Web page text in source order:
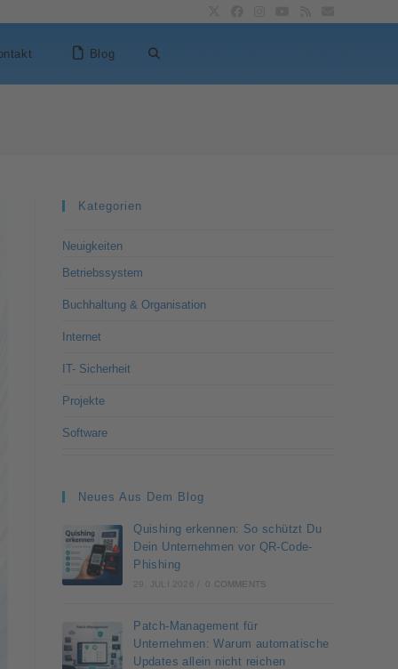
Blog
Kategorien
Neuigkeiten
Betriebssystem
Buchhaltung & Organisation
Internet
IT- Sicherheit
Projekte
Software
Neues Aus Dem Blog
Quishing erkennen: So schützt Du
Dein Unternehmen vor QR-Code-
Phishing
29. JULI 2026 0 COMMENTS
Patch-Management für
Unternehmen: Warum automatische
Updates allein nicht reichen